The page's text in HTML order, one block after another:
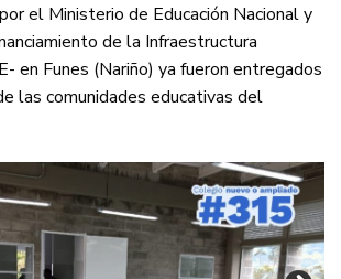
el Ministerio de Educación Nacional y
de la Infraestructura
en Funes (Nariño) ya fueron entregados
las comunidades educativas del